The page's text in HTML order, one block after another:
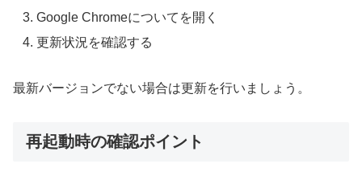
Google Chromeについてを開く
更新状況を確認する
最新バージョンでない場合は更新を行いましょう。
再起動時の確認ポイント